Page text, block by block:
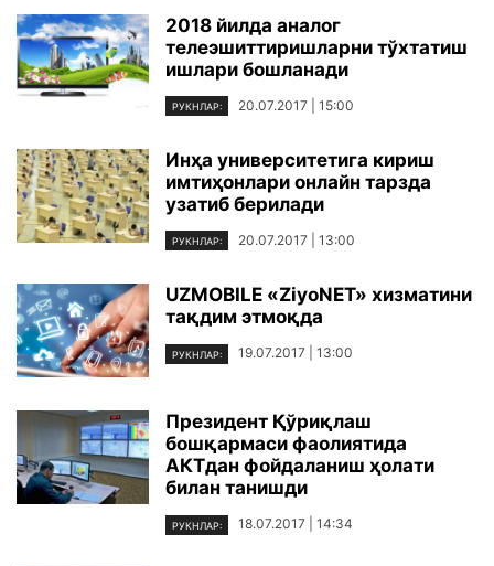
2018 йилда аналог
телеэшиттиришларни тўхтатиш
ишлари бошланади
РУКНЛАР: 20.07.2017 | 15:00
Инҳа университетига кириш
имтиҳонлари онлайн тарзда
узатиб берилади
РУКНЛАР: 20.07.2017 | 13:00
UZMOBILE «ZiyoNET» хизматини
тақдим этмоқда
РУКНЛАР: 19.07.2017 | 13:00
Президент Қўриқлаш
бошқармаси фаолиятида
АКТдан фойдаланиш ҳолати
билан танишди
РУКНЛАР: 18.07.2017 | 14:34